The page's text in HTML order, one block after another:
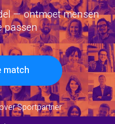
— ontmoet mensen
passen
match
Sportpartner